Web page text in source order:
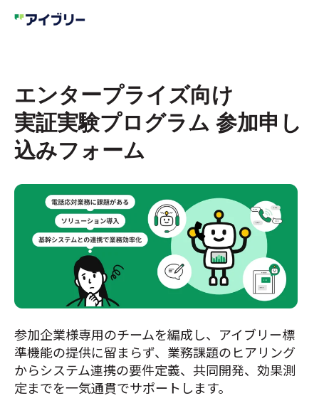
エンタープライズ向け
実証実験プログラム 参加申し
込みフォーム
参加企業様専用のチームを編成し、アイブリー標
準機能の提供に留まらず、業務課題のヒアリング
からシステム連携の要件定義、共同開発、効果測
定までを一気通貫でサポートします。